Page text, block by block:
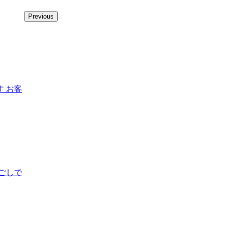
Previous
お客
しで